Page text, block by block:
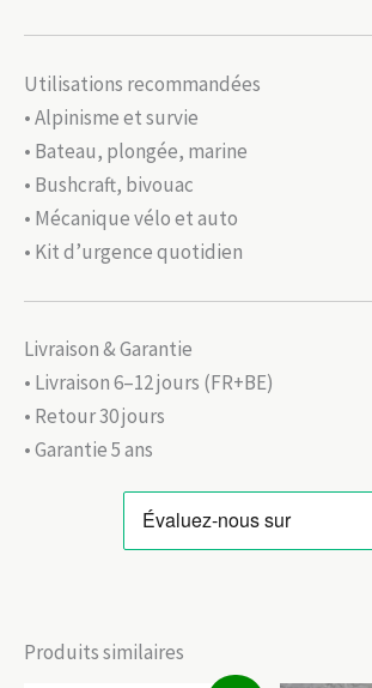
Utilisations recommandées
• Alpinisme et survie
• Bateau, plongée, marine
• Bushcraft, bivouac
• Mécanique vélo et auto
• Kit d’urgence quotidien
Livraison & Garantie
• Livraison 6–12 jours (FR+BE)
• Retour 30 jours
• Garantie 5 ans
Produits similaires